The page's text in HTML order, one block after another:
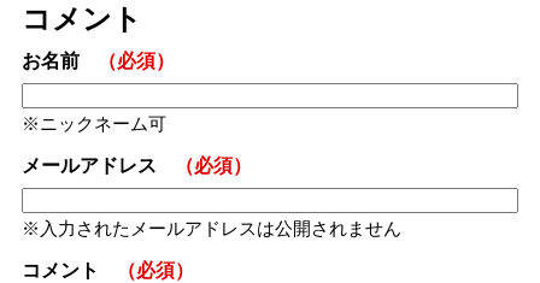
コメント
お名前 （必須）
ニックネーム可
メールアドレス （必須）
入力されたメールアドレスは公開されません
コメント （必須）